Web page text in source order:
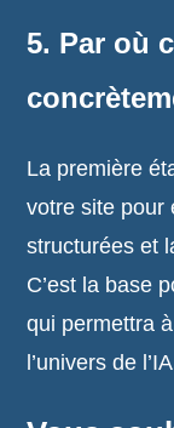
5. Par où
La première
votre site pour
structurées et
C’est la base
qui permettra
l’univers de